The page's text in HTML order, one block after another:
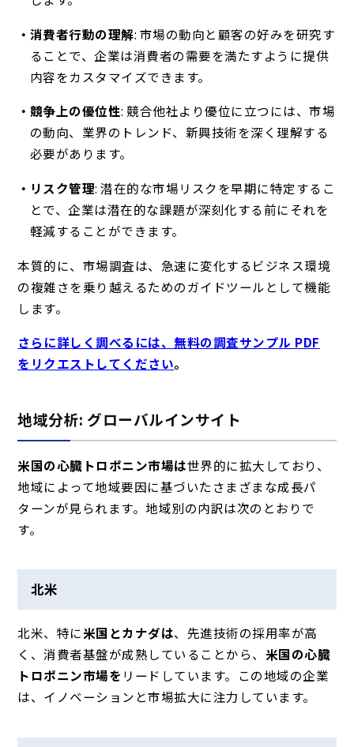
消費者行動の理解: 市場の動向と顧客の好みを研究す
ることで、企業は消費者の需要を満たすように提供
内容をカスタマイズできます。
競争上の優位性: 競合他社より優位に立つには、市場
の動向、業界のトレンド、新興技術を深く理解する
必要があります。
リスク管理: 潜在的な市場リスクを早期に特定するこ
とで、企業は潜在的な課題が深刻化する前にそれを
軽減することができます。
本質的に、市場調査は、急速に変化するビジネス環境
の複雑さを乗り越えるためのガイドツールとして機能
します。
さらに詳しく調べるには、無料の調査サンプル PDF
をリクエストしてください。
地域分析: グローバルインサイト
米国の心臓トロポニン市場は世界的に拡大しており、
地域によって地域要因に基づいたさまざまな成長パ
ターンが見られます。地域別の内訳は次のとおりで
す。
北米
北米、特に米国とカナダは、先進技術の採用率が高
く、消費者基盤が成熟していることから、 米国の心臓
トロポニン市場を リードしています。この地域の企業
は、イノベーションと市場拡大に注力しています。